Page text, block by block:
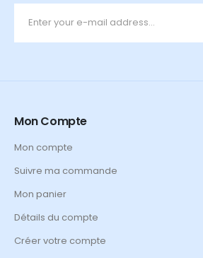
Mon Compte
Mon compte
Suivre ma commande
Mon panier
Détails du compte
Créer votre compte